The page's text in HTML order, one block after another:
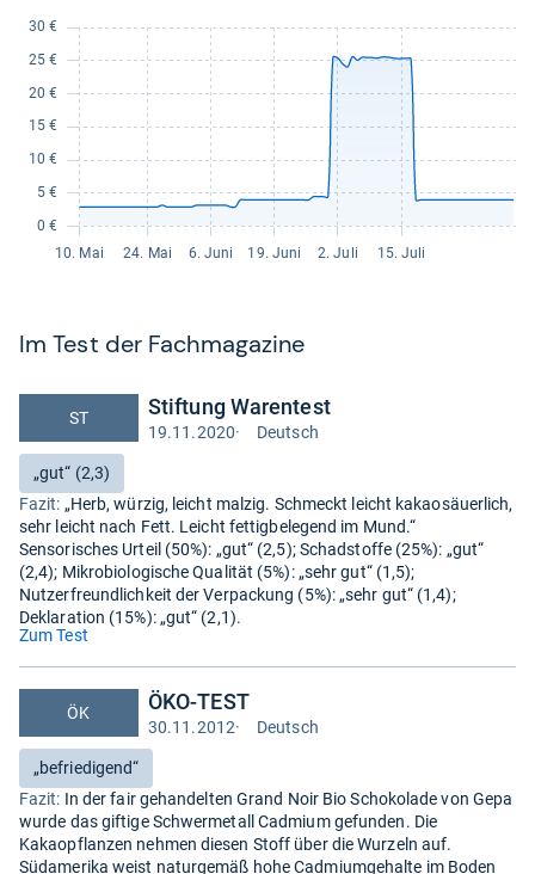
Im Test der Fach­ma­ga­zine
ST Stiftung Warentest
19.11.2020· Deutsch
Test
Bewertung:
„gut“ (2,3)
Fazit: „Herb, würzig, leicht malzig. Schmeckt leicht kakaosäuerlich,
sehr leicht nach Fett. Leicht fettigbelegend im Mund.“
Sensorisches Urteil (50%): „gut“ (2,5); Schadstoffe (25%): „gut“
(2,4); Mikrobiologische Qualität (5%): „sehr gut“ (1,5);
Nutzerfreundlichkeit der Verpackung (5%): „sehr gut“ (1,4);
Deklaration (15%): „gut“ (2,1).
Zum Test(öffnet
ÖK ÖKO-TEST
30.11.2012· Deutsch
Test
Deutsch
Bewertung:
„befriedigend“
Fazit: In der fair gehandelten Grand Noir Bio Schokolade von Gepa
wurde das giftige Schwermetall Cadmium gefunden. Die
Kakaopflanzen nehmen diesen Stoff über die Wurzeln auf.
Südamerika weist naturgemäß hohe Cadmiumgehalte im Boden